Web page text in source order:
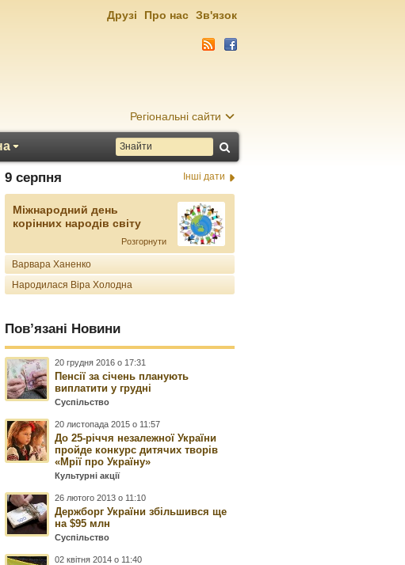
Регіональні сайти
Друзі Про нас Зв'язок
9 серпня Інші дати
Міжнародний день
корінних народів світу
Розгорнути
Варвара Ханенко
Народилася Віра Холодна
Пов’язані Новини
20 грудня 2016 о 17:31
Пенсії за січень планують
виплатити у грудні
Суспільство
20 листопада 2015 о 11:57
До 25-річчя незалежної України
пройде конкурс дитячих творів
«Мрії про Україну»
Культурні акції
26 лютого 2013 о 11:10
Держборг України збільшився ще
на $95 млн
Суспільство
02 квітня 2014 о 11:40